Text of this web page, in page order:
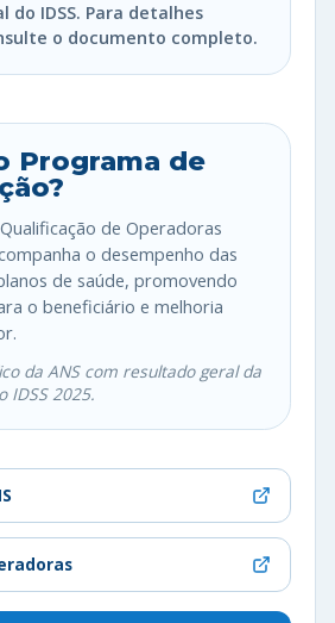
do IDSS. Para detalhes
o documento completo.
Programa de
de Operadoras
o desempenho das
de saúde, promovendo
o beneficiário e melhoria
da ANS com resultado geral da
IDSS 2025.